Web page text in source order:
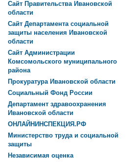
Сайт Правительства Ивановской
области
Сайт Департамента социальной
защиты населения Ивановской
области
Сайт Администрации
Комсомольского муниципального
района
Прокуратура Ивановской области
Социальный Фонд России
Департамент здравоохранения
Ивановской области
ОНЛАЙНИНСПЕКЦИЯ.РФ
Министерство труда и социальной
защиты
Независимая оценка